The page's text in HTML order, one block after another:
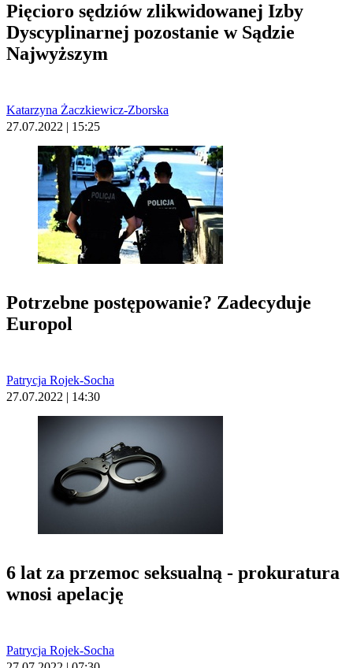
Pięcioro sędziów zlikwidowanej Izby
Dyscyplinarnej pozostanie w Sądzie
Najwyższym
Katarzyna Żaczkiewicz-Zborska
27.07.2022 | 15:25
Potrzebne postępowanie? Zadecyduje
Europol
Patrycja Rojek-Socha
27.07.2022 | 14:30
6 lat za przemoc seksualną - prokuratura
wnosi apelację
Patrycja Rojek-Socha